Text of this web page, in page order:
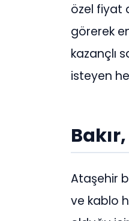
özel fiyat
görerek
kazançlı
isteyen
Ataşehir
ve kablo